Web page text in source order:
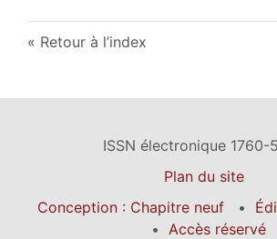
Retour à l’index
ISSN électronique 1760-
Plan du site
Conception : Chapitre neuf
Accès réservé